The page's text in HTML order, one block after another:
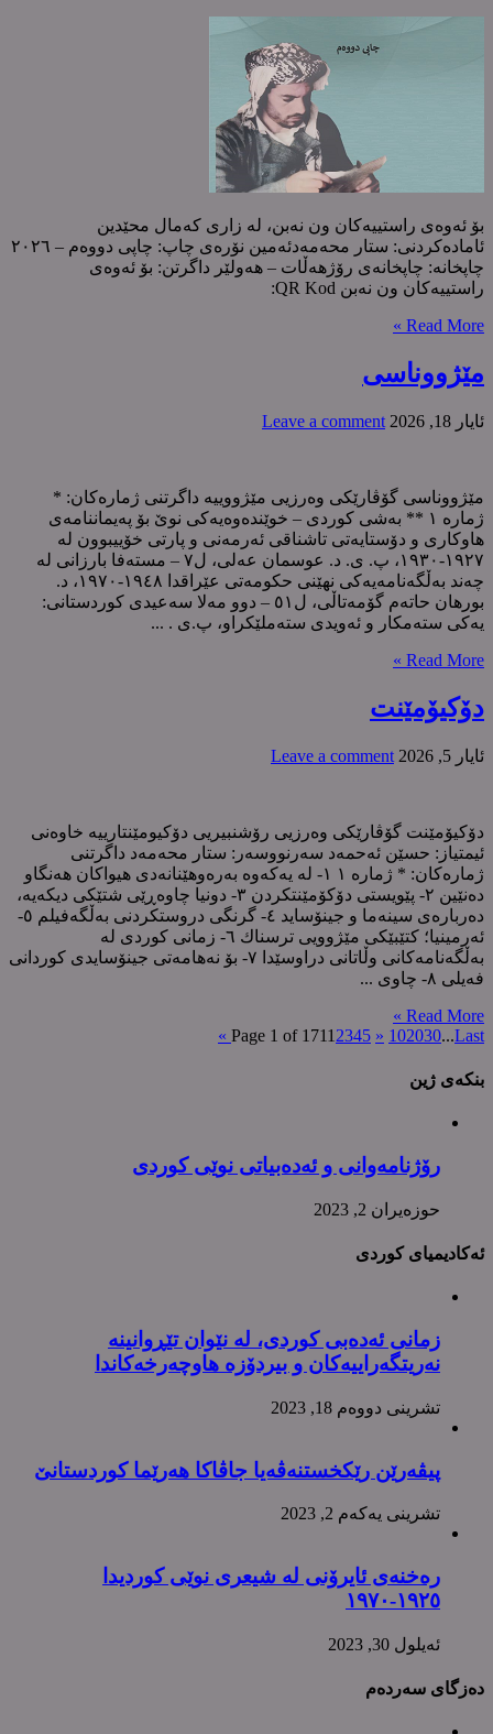
بۆ ئەوەی راستییەکان ون نەبن، لە زاری کەمال محێدین
ئامادەکردنی: ستار محەمەدئەمین نۆرەی چاپ: چاپی دووەم – ٢٠٢٦
چاپخانە: چاپخانەی رۆژهەڵات – هەولێر داگرتن: بۆ ئەوەی
راستییەکان ون نەبن QR Kod:
Read More »
مێژووناسی
ئایار 18, 2026 Leave a comment
مێژووناسی گۆڤارێکی وەرزیی مێژووییە داگرتنی ژمارەکان: *
ژمارە ١ ** بەشی کوردی – خوێنده‌وه‌یه‌كی نوێ بۆ په‌یماننامه‌ی
هاوكاری و دۆستایه‌تی تاشناقی ئه‌رمه‌نی و پارتی خۆییبوون له‌
١٩٢٧-١٩٣٠، پ. ى. د. عوسمان عەلی، ل٧ – مستەفا بارزانی لە
چەند بەڵگەنامەیەكی نهێنی حكومەتی عێراقدا ١٩٤٨-١٩٧٠، د.
بورهان حاتەم گۆمەتاڵی، ل٥١ – دوو مەلا سەعیدی كوردستانی:
یەكی ستەمكار و ئەویدی ستەملێكراو، پ.ی . ...
Read More »
دۆکیۆمێنت
ئایار 5, 2026 Leave a comment
دۆکیۆمێنت گۆڤارێکی وەرزیی رۆشنبیریی دۆکیومێنتارییە خاوەنی
ئیمتیاز: حسێن ئەحمەد سەرنووسەر: ستار محەمەد داگرتنی
ژمارەکان: * ژمارە ١ ١- لە یەکەوە بەرەوهێنانەدی هیواکان هەنگاو
دەنێین ٢- پێویستی دۆکۆمێنتکردن ٣- دونیا چاوەڕێی شتێکی دیکەیە،
دەربارەی سینەما و جینۆساید ٤- گرنگی دروستکردنی بەڵگەفیلم ٥-
ئەرمینیا؛ کتێبێکی مێژوویی ترسناك ٦- زمانی کوردی لە
بەڵگەنامەکانی وڵاتانی دراوسێدا ٧- بۆ نەهامەتی جینۆسایدی کوردانی
فەیلی ٨- چاوی ...
Read More »
Page 1 of 1711 2345 » 102030...Last »
بنکەی ژین
رۆژنامەوانی و ئەدەبیاتی نوێی کوردی
حوزه‌یران 2, 2023
ئەکادیمیای کوردی
زمانی ئەدەبی کوردی، لە نێوان تێڕوانینە
نەریتگەراییەکان و بیردۆزە هاوچەرخەکاندا
تشرینی دووه‌م 18, 2023
پیڤەرێن رێکخستنەڤەیا جاڤاکا هەرێما کوردستانێ
تشرینی یه‌كه‌م 2, 2023
رەخنەی ئایرۆنی لە شیعری نوێی کوردیدا
١٩٢٥-١٩٧٠
ئه‌یلول 30, 2023
دەزگای سەردەم